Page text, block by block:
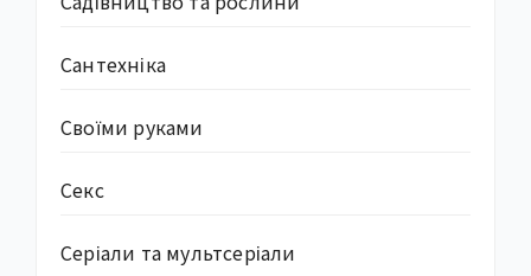
Сантехніка
Своїми руками
Секс
Серіали та мультсеріали